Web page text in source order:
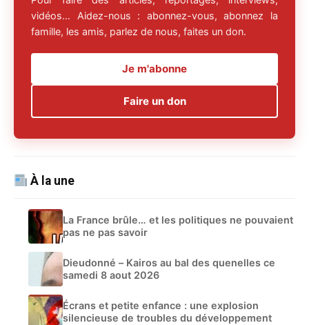
vidéos… Aidez-nous : abonnez-vous, abonnez la
famille, les amis, parlez de nous, faites un don.
Je m'abonne
Faire un don
À la une
La France brûle… et les politiques ne pouvaient
pas ne pas savoir
Dieudonné – Kairos au bal des quenelles ce
samedi 8 aout 2026
Écrans et petite enfance : une explosion
silencieuse de troubles du développement